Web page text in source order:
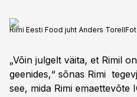
Rimi Eesti Food juht Anders Torell
„Võin julgelt väita, et Rimil
geenides,“ sõnas Rimi
see, mida Rimi emaettevõte